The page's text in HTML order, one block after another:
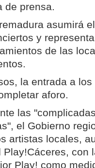
de prensa.
asumirá
y
de las
la entrada a
aforo.
las
el Gobierno
artistas locales,
con
Play! como